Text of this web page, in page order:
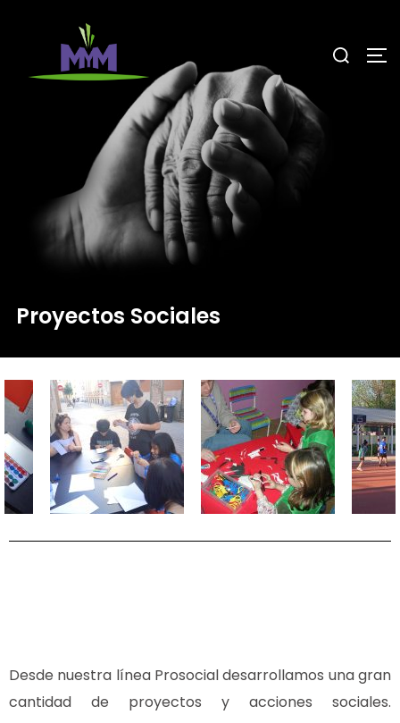
Proyectos Sociales
Desde nuestra línea Prosocial desarrollamos una gran
cantidad de proyectos y acciones sociales.